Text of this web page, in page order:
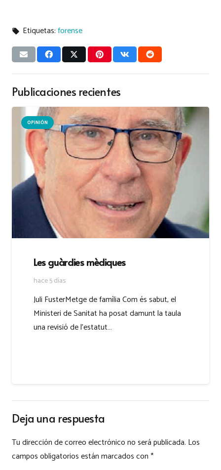
local_offer Etiquetas:forense
Publicaciones recientes
OPINIÓN
Les guàrdies mèdiques
hace 5 días
Juli FusterMetge de família Com és sabut, el
Ministeri de Sanitat ha posat damunt la taula
una revisió de l’estatut…
Deja una respuesta
Tu dirección de correo electrónico no será publicada. Los
campos obligatorios están marcados con*